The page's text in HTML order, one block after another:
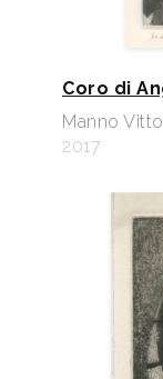
Coro di
Manno
2017